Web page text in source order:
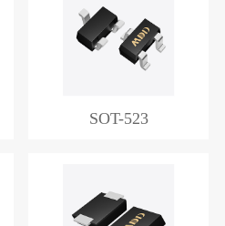
SOT-523